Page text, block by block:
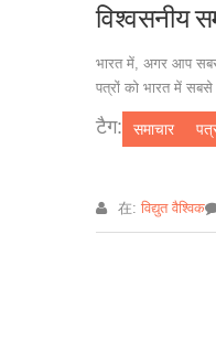
विश्वसनीय
भारत में, अगर आप सबसे
पत्रों को भारत में सबसे
टैग: समाचार
在: विद्युत वैश्विक